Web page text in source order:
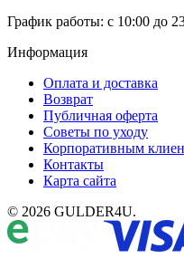
График работы: с 10:00 до
Информация
Оплата и доставка
Возврат
Публичная оферта
Советы по уходу
Корпоративным
Контакты
Карта сайта
© 2026 GULDER4U.